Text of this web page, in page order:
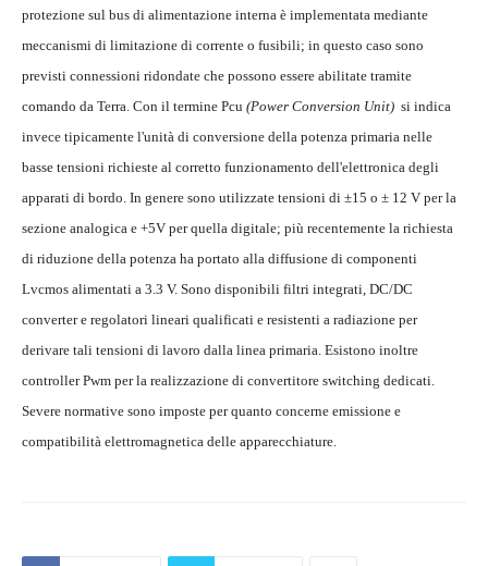
protezione sul bus di alimentazione interna è implementata mediante
meccanismi di limitazione di corrente o fusibili; in questo caso sono
previsti connessioni ridondate che possono essere abilitate tramite
comando da Terra. Con il termine Pcu (Power Conversion Unit) si indica
invece tipicamente l'unità di conversione della potenza primaria nelle
basse tensioni richieste al corretto funzionamento dell'elettronica degli
apparati di bordo. In genere sono utilizzate tensioni di ±15 o ± 12 V per la
sezione analogica e +5V per quella digitale; più recentemente la richiesta
di riduzione della potenza ha portato alla diffusione di componenti
Lvcmos alimentati a 3.3 V. Sono disponibili filtri integrati, DC/DC
converter e regolatori lineari qualificati e resistenti a radiazione per
derivare tali tensioni di lavoro dalla linea primaria. Esistono inoltre
controller Pwm per la realizzazione di convertitore switching dedicati.
Severe normative sono imposte per quanto concerne emissione e
compatibilità elettromagnetica delle apparecchiature.